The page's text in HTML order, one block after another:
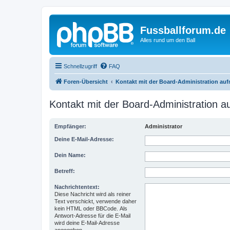
Fussballforum.de
Alles rund um den Ball
Schnellzugriff FAQ
Foren-Übersicht Kontakt mit der Board-Administration
Kontakt mit der Board-Administration
Empfänger: Administrator
Deine E-Mail-Adresse:
Dein Name:
Betreff:
Nachrichtentext:
Diese Nachricht wird als reiner
Text verschickt, verwende daher
kein HTML oder BBCode. Als
Antwort-Adresse für die E-Mail
wird deine E-Mail-Adresse